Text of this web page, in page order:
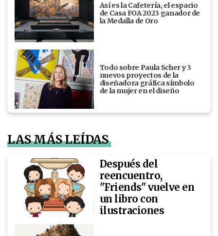
Así es la Cafetería, el espacio
de Casa FOA 2023 ganador de
la Medalla de Oro
Todo sobre Paula Scher y 3
nuevos proyectos de la
diseñadora gráfica símbolo
de la mujer en el diseño
LAS MÁS LEÍDAS
Después del
reencuentro,
"Friends" vuelve en
un libro con
ilustraciones